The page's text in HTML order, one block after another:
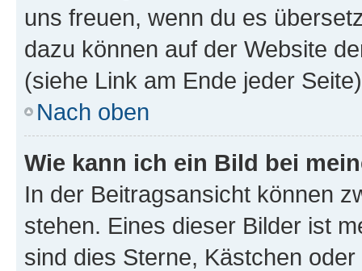
uns freuen, wenn du es
dazu können auf der Website
(siehe Link am Ende jeder
Nach oben
Wie kann ich ein Bild bei
In der Beitragsansicht können
stehen. Eines dieser Bilder ist
sind dies Sterne, Kästchen